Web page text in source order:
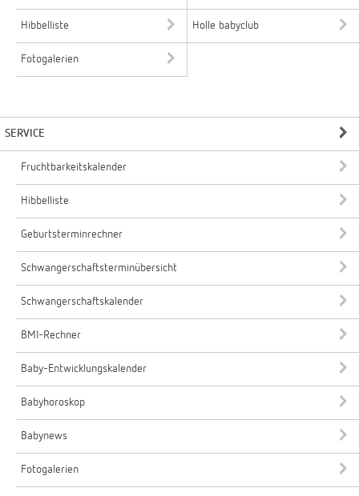
Hibbelliste Holle babyclub
Fotogalerien
SERVICE
Fruchtbarkeitskalender
Hibbelliste
Geburtsterminrechner
Schwangerschaftsterminübersicht
Schwangerschaftskalender
BMI-Rechner
Baby-Entwicklungskalender
Babyhoroskop
Babynews
Fotogalerien